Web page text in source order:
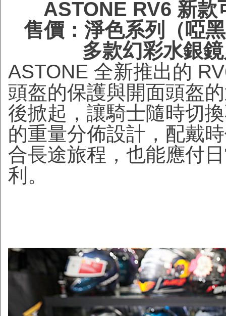
ASTONE RV6 新款
售價：淨色系列（啞
多款幻彩水銀
ASTONE 全新推出的
頭盔的保護與開面頭盔
後掀起，讓騎士隨時切
的重量分佈設計，配戴
合長途旅程，也能應付
利。